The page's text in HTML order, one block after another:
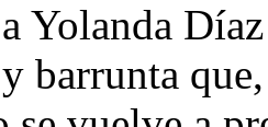
Díaz
barrunta